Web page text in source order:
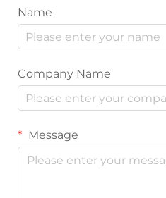
Name
Company Name
Message